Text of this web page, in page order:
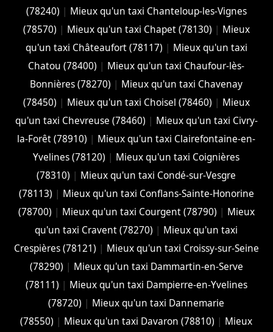
(78240) | Mieux qu'un taxi Chanteloup-les-Vignes
(78570) | Mieux qu'un taxi Chapet (78130) | Mieux
qu'un taxi Châteaufort (78117) | Mieux qu'un taxi
Chatou (78400) | Mieux qu'un taxi Chaufour-lès-
Bonnières (78270) | Mieux qu'un taxi Chavenay
(78450) | Mieux qu'un taxi Choisel (78460) | Mieux
qu'un taxi Chevreuse (78460) | Mieux qu'un taxi Civry-
la-Forêt (78910) | Mieux qu'un taxi Clairefontaine-en-
Yvelines (78120) | Mieux qu'un taxi Coignières
(78310) | Mieux qu'un taxi Condé-sur-Vesgre
(78113) | Mieux qu'un taxi Conflans-Sainte-Honorine
(78700) | Mieux qu'un taxi Courgent (78790) | Mieux
qu'un taxi Cravent (78270) | Mieux qu'un taxi
Crespières (78121) | Mieux qu'un taxi Croissy-sur-Seine
(78290) | Mieux qu'un taxi Dammartin-en-Serve
(78111) | Mieux qu'un taxi Dampierre-en-Yvelines
(78720) | Mieux qu'un taxi Dannemarie
(78550) | Mieux qu'un taxi Davaron (78810) | Mieux